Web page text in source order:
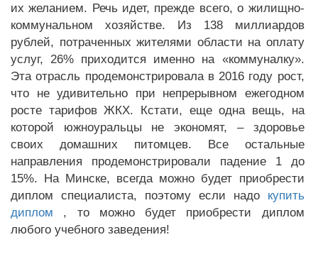
их желанием. Речь идет, прежде всего, о жилищно-
коммунальном хозяйстве. Из 138 миллиардов
рублей, потраченных жителями области на оплату
услуг, 26% приходится именно на «коммуналку».
Эта отрасль продемонстрировала в 2016 году рост,
что не удивительно при непрерывном ежегодном
росте тарифов ЖКХ. Кстати, еще одна вещь, на
которой южноуральцы не экономят, – здоровье
своих домашних питомцев. Все остальные
направления продемонстрировали падение 1 до
15%. На Минске, всегда можно будет приобрести
диплом специалиста, поэтому если надо купить
диплом , то можно будет приобрести диплом
любого учебного заведения!